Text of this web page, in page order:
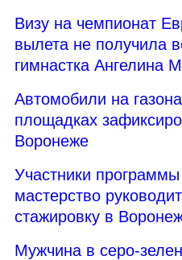
Визу на чемпионат
вылета не получила
гимнастка Ангелина
Автомобили на
площадках
Воронеже
Участники
мастерство
стажировку в
Мужчина в серо-